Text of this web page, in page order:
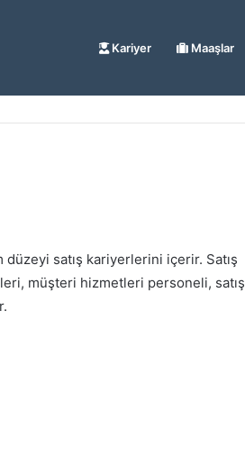
Kariyer Maaşlar
satış kariyerlerini içerir. Satış
müşteri hizmetleri personeli, satış